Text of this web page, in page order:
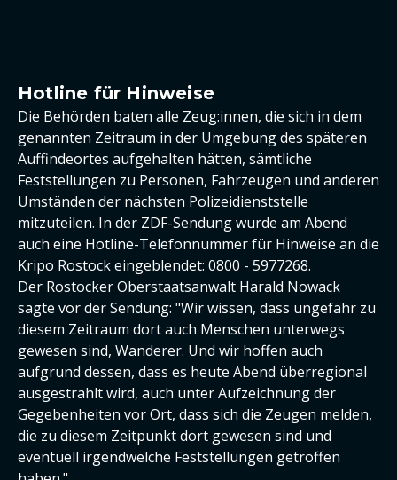
Hotline für Hinweise
Die Behörden baten alle Zeug:innen, die sich in dem
genannten Zeitraum in der Umgebung des späteren
Auffindeortes aufgehalten hätten, sämtliche
Feststellungen zu Personen, Fahrzeugen und anderen
Umständen der nächsten Polizeidienststelle
mitzuteilen. In der ZDF-Sendung wurde am Abend
auch eine Hotline-Telefonnummer für Hinweise an die
Kripo Rostock eingeblendet: 0800 - 5977268.
Der Rostocker Oberstaatsanwalt Harald Nowack
sagte vor der Sendung: "Wir wissen, dass ungefähr zu
diesem Zeitraum dort auch Menschen unterwegs
gewesen sind, Wanderer. Und wir hoffen auch
aufgrund dessen, dass es heute Abend überregional
ausgestrahlt wird, auch unter Aufzeichnung der
Gegebenheiten vor Ort, dass sich die Zeugen melden,
die zu diesem Zeitpunkt dort gewesen sind und
eventuell irgendwelche Feststellungen getroffen